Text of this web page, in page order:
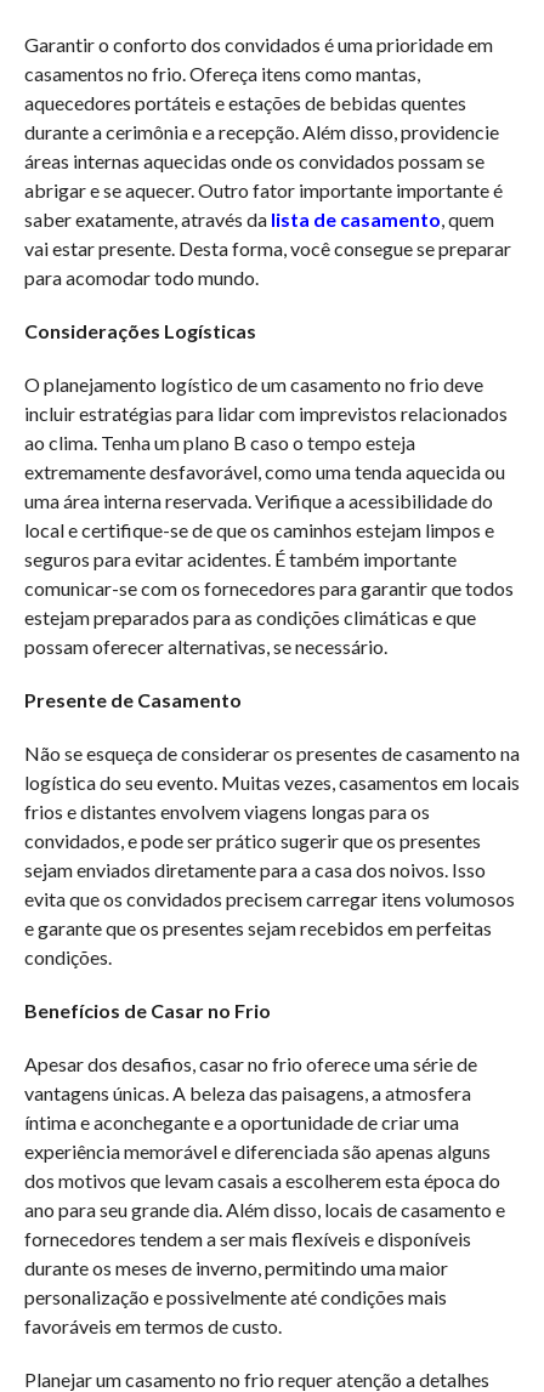
Garantir o conforto dos convidados é uma prioridade em
casamentos no frio. Ofereça itens como mantas,
aquecedores portáteis e estações de bebidas quentes
durante a cerimônia e a recepção. Além disso, providencie
áreas internas aquecidas onde os convidados possam se
abrigar e se aquecer. Outro fator importante importante é
saber exatamente, através da lista de casamento, quem
vai estar presente. Desta forma, você consegue se preparar
para acomodar todo mundo.
Considerações Logísticas
O planejamento logístico de um casamento no frio deve
incluir estratégias para lidar com imprevistos relacionados
ao clima. Tenha um plano B caso o tempo esteja
extremamente desfavorável, como uma tenda aquecida ou
uma área interna reservada. Verifique a acessibilidade do
local e certifique-se de que os caminhos estejam limpos e
seguros para evitar acidentes. É também importante
comunicar-se com os fornecedores para garantir que todos
estejam preparados para as condições climáticas e que
possam oferecer alternativas, se necessário.
Presente de Casamento
Não se esqueça de considerar os presentes de casamento na
logística do seu evento. Muitas vezes, casamentos em locais
frios e distantes envolvem viagens longas para os
convidados, e pode ser prático sugerir que os presentes
sejam enviados diretamente para a casa dos noivos. Isso
evita que os convidados precisem carregar itens volumosos
e garante que os presentes sejam recebidos em perfeitas
condições.
Benefícios de Casar no Frio
Apesar dos desafios, casar no frio oferece uma série de
vantagens únicas. A beleza das paisagens, a atmosfera
íntima e aconchegante e a oportunidade de criar uma
experiência memorável e diferenciada são apenas alguns
dos motivos que levam casais a escolherem esta época do
ano para seu grande dia. Além disso, locais de casamento e
fornecedores tendem a ser mais flexíveis e disponíveis
durante os meses de inverno, permitindo uma maior
personalização e possivelmente até condições mais
favoráveis em termos de custo.
Planejar um casamento no frio requer atenção a detalhes